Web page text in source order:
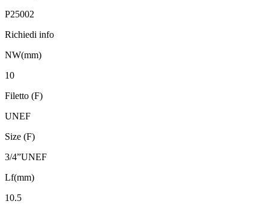
P25002
Richiedi info
NW(mm)
10
Filetto (F)
UNEF
Size (F)
3/4”UNEF
Lf(mm)
10.5